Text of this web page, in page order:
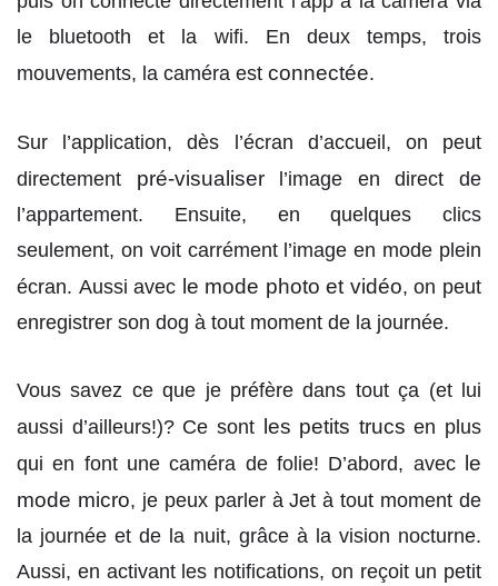
le bluetooth et la wifi. En deux temps, trois
mouvements, la caméra est connectée.
Sur l’application, dès l’écran d’accueil, on peut
directement pré-visualiserl’image en direct de
l’appartement. Ensuite, en quelques clics
seulement, on voit carrément l’image en mode plein
écran. Aussi avec le mode photo et vidéo, on peut
enregistrer son dog à tout moment de la journée.
Vous savez ce que je préfère dans tout ça (et lui
aussi d’ailleurs!)? Ce sont les petits trucs en plus
qui en font une caméra de folie! D’abord, avec le
mode micro, je peux parler à Jet à tout moment de
la journée et de la nuit, grâce à la vision nocturne.
Aussi, en activant les notifications, on reçoit un petit